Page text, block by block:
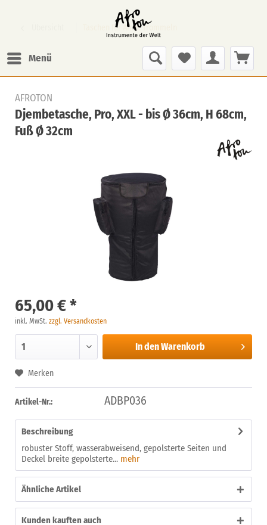
Menü
Taschen für Afrik. Trommeln
AFROTON
Djembetasche, Pro, XXL - bis Ø 36cm, H 68cm,
Fuß Ø 32cm
65,00 € *
inkl. MwSt. zzgl. Versandkosten
In denWarenkorb
Merken
Artikel-Nr.: ADBP036
Beschreibung
robuster Stoff, wasserabweisend, gepolsterte Seiten und
Deckel breite gepolsterte... mehr
Ähnliche Artikel
Kunden kauften auch